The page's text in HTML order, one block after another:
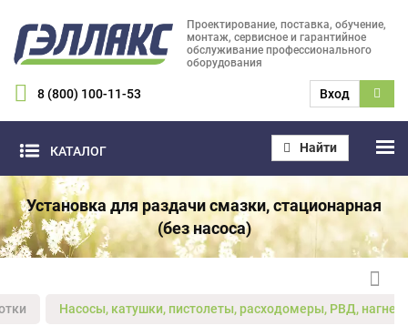
Проектирование, поставка, обучение,
монтаж, сервисное и гарантийное
обслуживание профессионального
оборудования
8 (800) 100-11-53 Вход
КАТАЛОГ Найти
Установка для раздачи смазки, стационарная
(без насоса)
Насосы, катушки, пистолеты, расходомеры, РВД,